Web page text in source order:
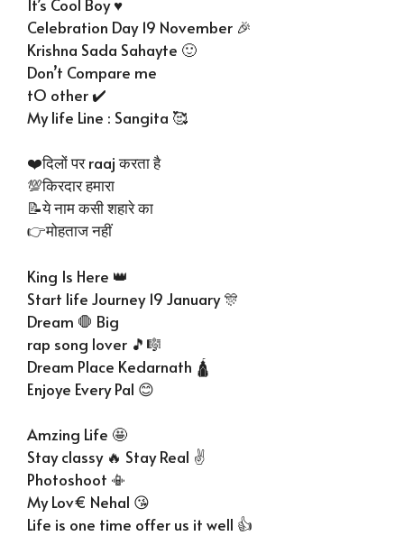
Celebration Day 19 November 🎉
Krishna Sada Sahayte 🙂
Don’t Compare me
tO other ✔️
My life Line : Sangita 🥰
❤️दिलों पर raaj करता है
💯किरदार हमारा
📝ये नाम कसी शहारे का
👉मोहताज नहीं
King Is Here 👑
Start life Journey 19 January 🎊
Dream 🛑 Big
rap song lover 🎵🎼
Dream Place Kedarnath 🛕
Enjoye Every Pal 😊
Amzing Life 🤩
Stay classy 🔥 Stay Real ✌️
Photoshoot 📳
My Lov€ Nehal 😘
Life is one time offer us it well 👍